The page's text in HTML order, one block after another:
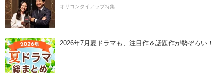
オリコンタイアップ特集
2026年7月夏ドラマも、注目作＆話題作が勢ぞろい！